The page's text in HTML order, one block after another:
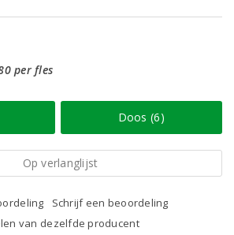
per fles
Doos (6)
Op verlanglijst
Schrijf een beoordeling
van dezelfde producent